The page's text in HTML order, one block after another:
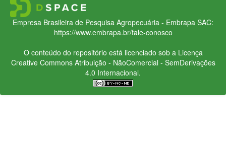
Empresa Brasileira de Pesquisa Agropecuária - Embrapa SAC:
https://www.embrapa.br/fale-conosco
O conteúdo do repositório está licenciado sob a Licença
Creative CommonsAtribuição - NãoComercial - SemDerivações
4.0 Internacional.